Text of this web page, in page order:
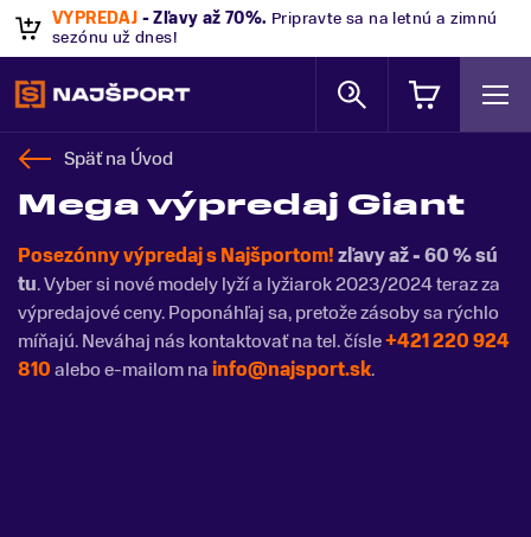
VÝPREDAJ - Zľavy až 70%. Pripravte sa na letnú a zimnú
sezónu už dnes!
Späť na Úvod
Mega výpredaj Giant
Posezónny výpredaj s Najšportom!zľavy až - 60 % sú
tu. Vyber si nové modely lyží a lyžiarok 2023/2024 teraz za
výpredajové ceny. Poponáhľaj sa, pretože zásoby sa rýchlo
míňajú. Neváhaj nás kontaktovať na tel. čísle+421 220 924
810alebo e-mailom nainfo@najsport.sk.